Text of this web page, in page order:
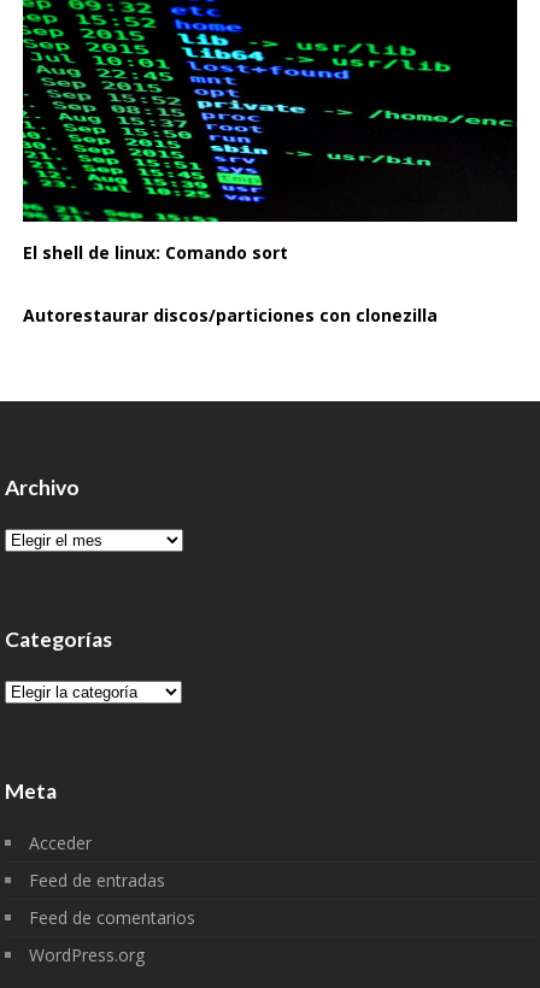
El shell de linux: Comando sort
Autorestaurar discos/particiones con clonezilla
Archivo
Archivo
Categorías
Categorías
Meta
Acceder
Feed de entradas
Feed de comentarios
WordPress.org